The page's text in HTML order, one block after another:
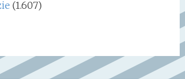
(1.607)